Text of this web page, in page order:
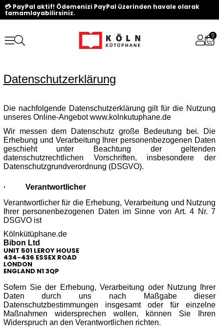
💳 PayPal aktif! Ödemenizi PayPal üzerinden havale olarak
tamamlayabilirsiniz.
0
Datenschutzerklärung
Die nachfolgende Datenschutzerklärung gilt für die Nutzung
unseres Online-Angebot www.kolnkutuphane.de
Wir messen dem Datenschutz große Bedeutung bei. Die
Erhebung und Verarbeitung Ihrer personenbezogenen Daten
geschieht unter Beachtung der geltenden
datenschutzrechtlichen Vorschriften, insbesondere der
Datenschutzgrundverordnung (DSGVO).
·
Verantwortlicher
Verantwortlicher für die Erhebung, Verarbeitung und Nutzung
Ihrer personenbezogenen Daten im Sinne von Art. 4 Nr. 7
DSGVO ist
Kölnkütüphane.de
Bibon Ltd
UNIT 501 LEROY HOUSE
434-436 ESSEX ROAD
LONDON
ENGLAND N1 3QP
Sofern Sie der Erhebung, Verarbeitung oder Nutzung Ihrer
Daten durch uns nach Maßgabe dieser
Datenschutzbestimmungen insgesamt oder für einzelne
Maßnahmen widersprechen wollen, können Sie Ihren
Widerspruch an den Verantwortlichen richten.